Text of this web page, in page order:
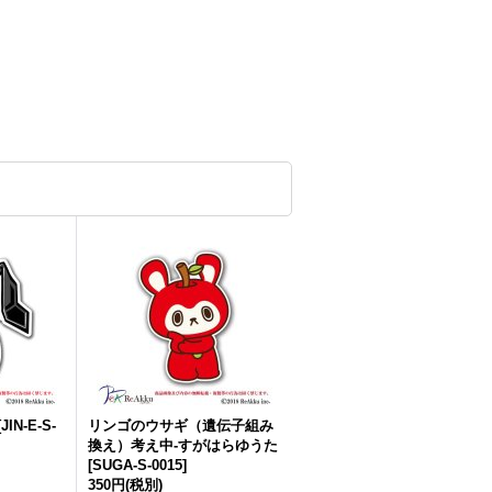
JIN-E-S-
リンゴのウサギ（遺伝子組み
換え）考え中-すがはらゆうた
[SUGA-S-0015]
350円(税別)